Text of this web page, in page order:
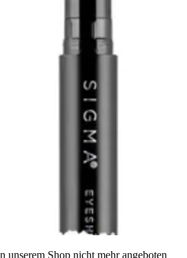
unserem Shop nicht mehr angeboten